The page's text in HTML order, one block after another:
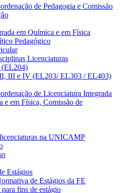
de Pedagogia e Comissão
em Química e em Física
Pedagógico
Licenciaturas
(EL204)
III e IV (EL203/ EL303 / EL403)
de Licenciatura Integrada
e em Física, Comissão de
na UNICAMP
Estágios
de Estágios da FE
fins de estágio